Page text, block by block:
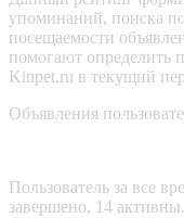
упоминаний, поиска
посещаемости
помогают определить
Kinpet.ru в текущий
Объявления
Пользователь за все
завершено, 14 активны.